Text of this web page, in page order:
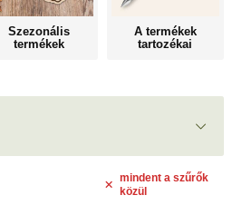
Szezonális
termékek
A termékek
tartozékai
mindenta szűrők
közül